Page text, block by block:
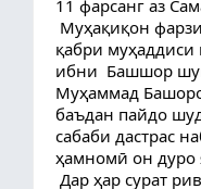
11 фарсанг аз
қабри
ибни  Башшор
Муҳаммад
баъдан пайдо
сабаби дастрас
ҳамномӣ он дуро